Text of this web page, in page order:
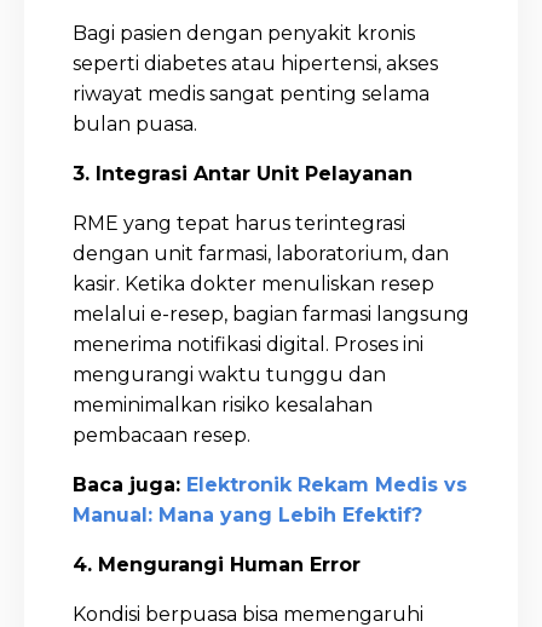
Bagi pasien dengan penyakit kronis
seperti diabetes atau hipertensi, akses
riwayat medis sangat penting selama
bulan puasa.
3. Integrasi Antar Unit Pelayanan
RME yang tepat harus terintegrasi
dengan unit farmasi, laboratorium, dan
kasir. Ketika dokter menuliskan resep
melalui e-resep, bagian farmasi langsung
menerima notifikasi digital. Proses ini
mengurangi waktu tunggu dan
meminimalkan risiko kesalahan
pembacaan resep.
Baca juga: Elektronik Rekam Medis vs
Manual: Mana yang Lebih Efektif?
4. Mengurangi Human Error
Kondisi berpuasa bisa memengaruhi